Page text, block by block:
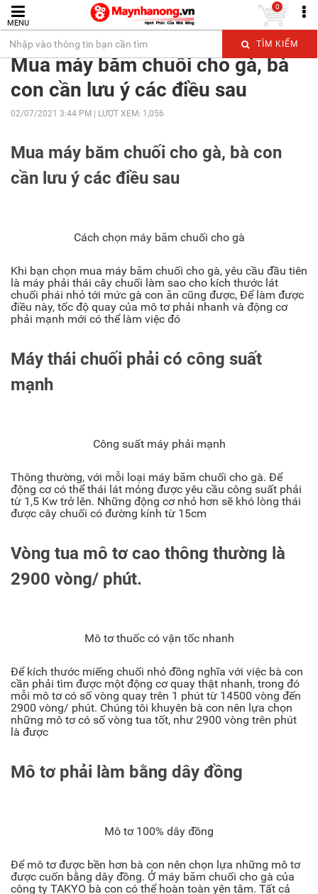
MENU
TÌM KIẾM
0
Trang chủ Tin Nông Nghiệp
Mua máy băm chuối cho gà, bà
con cần lưu ý các điều sau
02/07/2021 3:44 PM | LƯỢT XEM: 1,056
Mua máy băm chuối cho gà, bà con
cần lưu ý các điều sau
Cách chọn máy băm chuối cho gà
Khi bạn chọn mua máy băm chuối cho gà, yêu cầu đầu tiên
là máy phải thái cây chuối làm sao cho kích thước lát
chuối phái nhỏ tới mức gà con ăn cũng được, Để làm được
điều này, tốc độ quay của mô tơ phải nhanh và động cơ
phải mạnh mới có thể làm việc đó
Máy thái chuối phải có công suất
mạnh
Công suất máy phải mạnh
Thông thường, với mỗi loại máy băm chuối cho gà. Để
động cơ có thể thái lát mỏng được yêu cầu công suất phải
từ 1,5 Kw trở lên. Những động cơ nhỏ hơn sẽ khó lòng thái
được cây chuối có đường kính từ 15cm
Vòng tua mô tơ cao thông thường là
2900 vòng/ phút.
Mô tơ thuốc có vận tốc nhanh
Để kích thước miếng chuối nhỏ đồng nghĩa với việc bà con
cần phải tìm được một động cơ quay thật nhanh, trong đó
mỗi mô tơ có số vòng quay trên 1 phút từ 14500 vòng đến
2900 vòng/ phút. Chúng tôi khuyên bà con nên lựa chọn
những mô tơ có số vòng tua tốt, như 2900 vòng trên phút
là được
Mô tơ phải làm bằng dây đồng
Mô tơ 100% dây đồng
Để mô tơ được bền hơn bà con nên chọn lựa những mô tơ
được cuốn bằng dây đồng. Ở máy băm chuối cho gà của
công ty TAKYO bà con có thể hoàn toàn yên tâm. Tất cả